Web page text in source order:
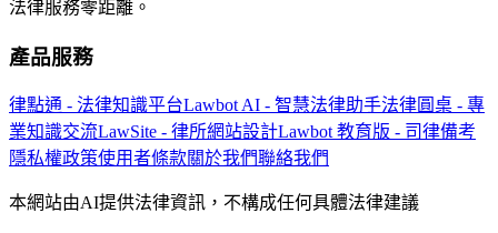
法律服務零距離。
產品服務
律點通 - 法律知識平台Lawbot AI - 智慧法律助手法律圓桌 - 專
業知識交流LawSite - 律所網站設計Lawbot 教育版 - 司律備考
隱私權政策使用者條款關於我們聯絡我們
本網站由AI提供法律資訊，不構成任何具體法律建議